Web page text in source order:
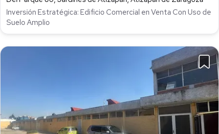
Inversión Estratégica: Edificio Comercial en Venta Con Uso de
Suelo Amplio